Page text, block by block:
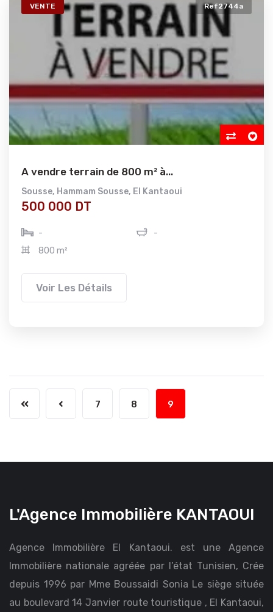
VENTE Ref2744a
A vendre terrain de 800 m² à...
Sousse, Hammam Sousse, El Kantaoui
500 000 DT
-
-
800 m²
Voir Les Détails
7 8 9
L'Agence Immobilière KANTAOUI
Agence Immobilière El Kantaoui. est une Agence
Immobilière nationale agréée par l’état Tunisien, Crée
depuis 1996 par Mme Boussaidi Sonia Le siège située
au boulevard 14 Janvier route touristique , El Kantaoui,